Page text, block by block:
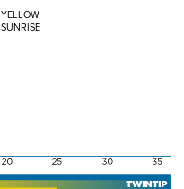
YELLOW
SUNRISE